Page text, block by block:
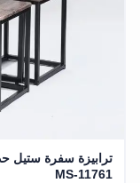
ترابيزة سفرة ستيل
MS-11761